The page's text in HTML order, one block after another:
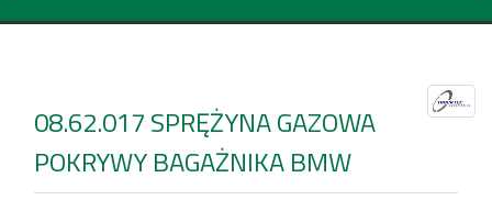
08.62.017SPRĘŻYNA GAZOWA
POKRYWY BAGAŻNIKA BMW